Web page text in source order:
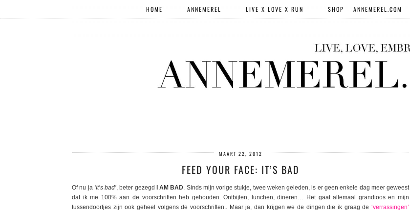
HOME ANNEMEREL LIVE X LOVE X RUN SHOP – ANNEMEREL.COM
MAART 22, 2012
FEED YOUR FACE: IT’S BAD
Of nu ja‘It’s bad’, beter gezegd I AM BAD. Sinds mijn vorige stukje, twee weken geleden, is er geen enkele dag meer geweest
dat ik me 100% aan de voorschriften heb gehouden. Ontbijten, lunchen, dineren… Het gaat allemaal grandioos en mijn
tussendoortjes zijn ook geheel volgens de voorschriften.. Maar ja, dan krijgen we de dingen die ik graag de ‘verrassingen’